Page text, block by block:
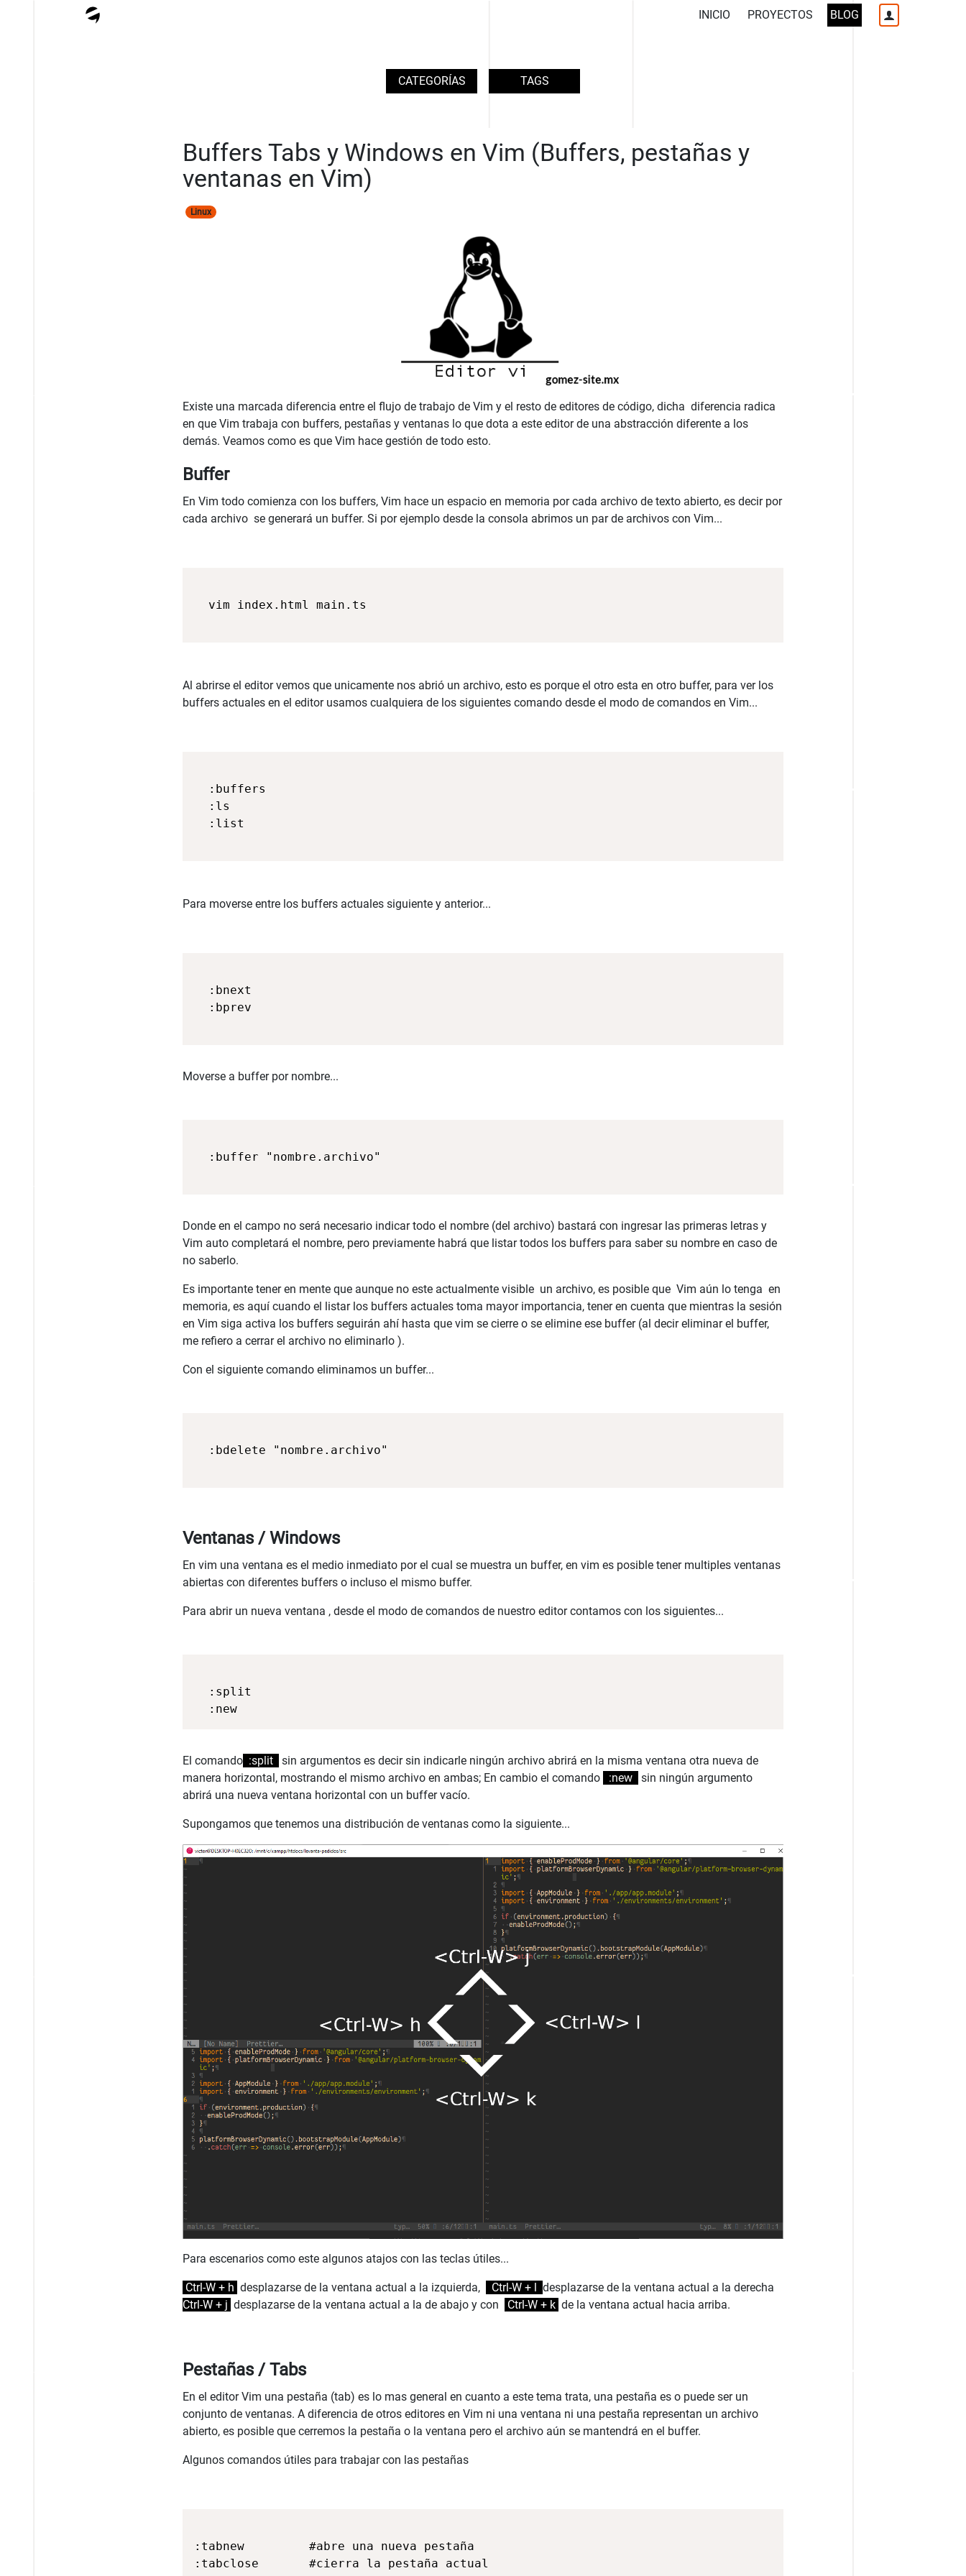
INICIO PROYECTOS BLOG
CATEGORÍAS TAGS
Buffers Tabs y Windows en Vim (Buffers, pestañas y
ventanas en Vim)
Linux
Existe una marcada diferencia entre el flujo de trabajo de Vim y el resto de editores de código, dicha diferencia radica
en que Vim trabaja con buffers, pestañas y ventanas lo que dota a este editor de una abstracción diferente a los
demás. Veamos como es que Vim hace gestión de todo esto.
Buffer
En Vim todo comienza con los buffers, Vim hace un espacio en memoria por cada archivo de texto abierto, es decir por
cada archivo se generará un buffer. Si por ejemplo desde la consola abrimos un par de archivos con Vim...
Al abrirse el editor vemos que unicamente nos abrió un archivo, esto es porque el otro esta en otro buffer, para ver los
buffers actuales en el editor usamos cualquiera de los siguientes comando desde el modo de comandos en Vim...
  :buffers
  :ls
Para moverse entre los buffers actuales siguiente y anterior...
  :bnext
Moverse a buffer por nombre...
Donde en el campo no será necesario indicar todo el nombre (del archivo) bastará con ingresar las primeras letras y
Vim auto completará el nombre, pero previamente habrá que listar todos los buffers para saber su nombre en caso de
no saberlo.
Es importante tener en mente que aunque no este actualmente visible un archivo, es posible que Vim aún lo tenga en
memoria, es aquí cuando el listar los buffers actuales toma mayor importancia, tener en cuenta que mientras la sesión
en Vim siga activa los buffers seguirán ahí hasta que vim se cierre o se elimine ese buffer (al decir eliminar el buffer,
me refiero a cerrar el archivo no eliminarlo ).
Con el siguiente comando eliminamos un buffer...
Ventanas / Windows
En vim una ventana es el medio inmediato por el cual se muestra un buffer, en vim es posible tener multiples ventanas
abiertas con diferentes buffers o incluso el mismo buffer.
Para abrir un nueva ventana , desde el modo de comandos de nuestro editor contamos con los siguientes...
  :split
El comando :split
sin argumentos es decir sin indicarle ningún archivo abrirá en la misma ventana otra nueva de
manera horizontal, mostrando el mismo archivo en ambas; En cambio el comando
:new
sin ningún argumento
abrirá una nueva ventana horizontal con un buffer vacío.
Supongamos que tenemos una distribución de ventanas como la siguiente...
Para escenarios como este algunos atajos con las teclas útiles...
Ctrl-W + h desplazarse de la ventana actual a la izquierda, Ctrl-W + l desplazarse de la ventana actual a la derecha
Ctrl-W + j desplazarse de la ventana actual a la de abajo y con Ctrl-W + k de la ventana actual hacia arriba.
Pestañas / Tabs
En el editor Vim una pestaña (tab) es lo mas general en cuanto a este tema trata, una pestaña es o puede ser un
conjunto de ventanas. A diferencia de otros editores en Vim ni una ventana ni una pestaña representan un archivo
abierto, es posible que cerremos la pestaña o la ventana pero el archivo aún se mantendrá en el buffer.
Algunos comandos útiles para trabajar con las pestañas
:tabnew         #abre una nueva pestaña
:tabclose       #cierra la pestaña actual